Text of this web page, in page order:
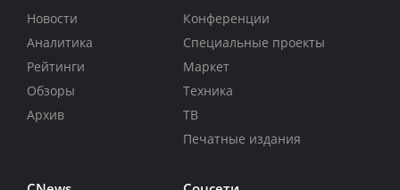
Новости
Аналитика
Рейтинги
Обзоры
Архив
Конференции
Специальные проекты
Маркет
Техника
ТВ
Печатные издания